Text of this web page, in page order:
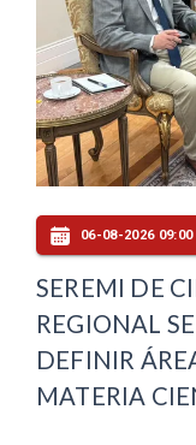
06-08-2026 09:00
SEREMI DE
REGIONAL
DEFINIR
MATERIA